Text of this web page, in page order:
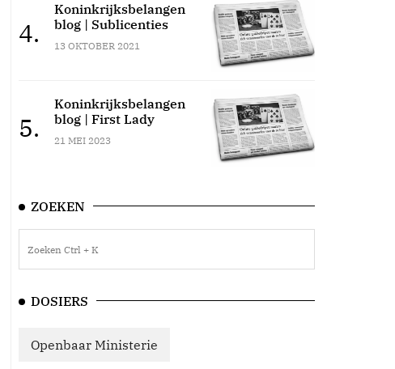
4.
Koninkrijksbelangen
blog | Sublicenties
13 OKTOBER 2021
5.
Koninkrijksbelangen
blog | First Lady
21 MEI 2023
ZOEKEN
DOSIERS
Openbaar Ministerie